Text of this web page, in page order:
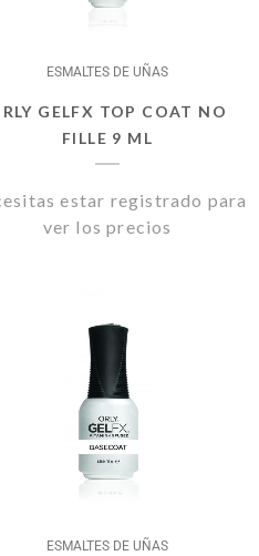
ESMALTES DE UÑAS
GELFX TOP COAT NO
FILLE 9 ML
estar registrado para
ver los precios
ESMALTES DE UÑAS